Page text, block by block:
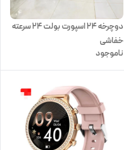
دوچرخه 24 اسپورت بولت 24 سرعته
خفاشی
ناموجود